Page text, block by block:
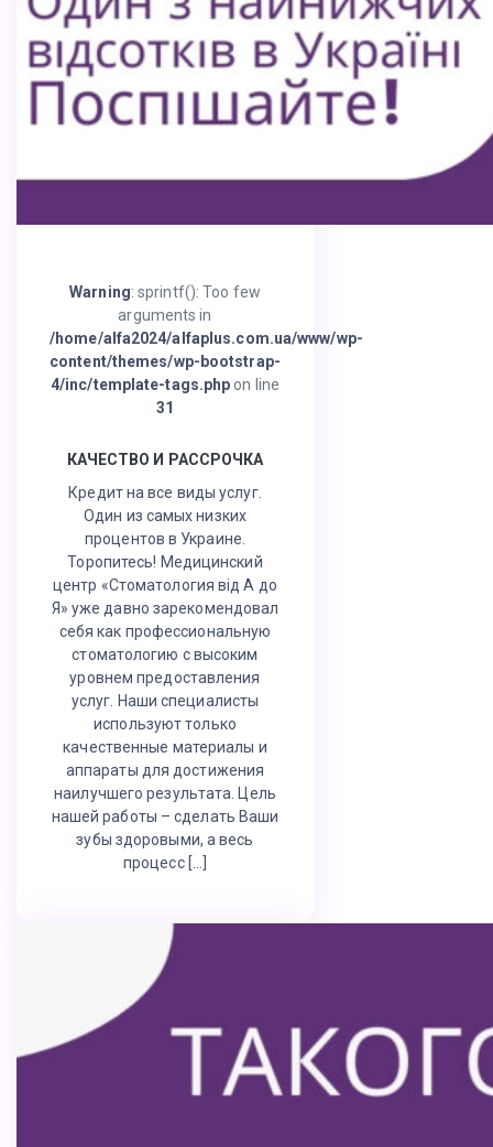
Warning: sprintf(): Too few
arguments in
/home/alfa2024/alfaplus.com.ua/www/wp-
content/themes/wp-bootstrap-
4/inc/template-tags.php on line
31
КАЧЕСТВО И РАССРОЧКА
Кредит на все виды услуг.
Один из самых низких
процентов в Украине.
Торопитесь! Медицинский
центр «Стоматология від А до
Я» уже давно зарекомендовал
себя как профессиональную
стоматологию с высоким
уровнем предоставления
услуг. Наши специалисты
используют только
качественные материалы и
аппараты для достижения
наилучшего результата. Цель
нашей работы – сделать Ваши
зубы здоровыми, а весь
процесс […]